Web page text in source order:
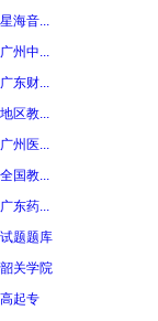
星海音...
广州中...
广东财...
地区教...
广州医...
全国教...
广东药...
试题题库
韶关学院
高起专